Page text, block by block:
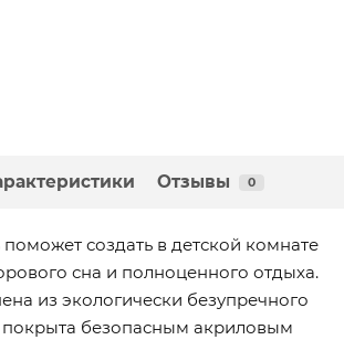
Отзывы 0
поможет создать в детской комнате
сна и полноценного отдыха.
из экологически безупречного
покрыта безопасным акриловым